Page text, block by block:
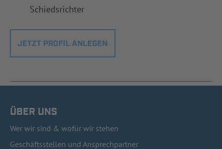
Schiedsrichter
JETZT PROFIL ANLEGEN
ÜBER UNS
Wer wir sind & wofür wir stehen
Geschäftsstellen und Ansprechpartner